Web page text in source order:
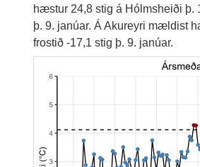
hæstur 24,8 stig á Hólmsheiði þ.
þ. 9. janúar. Á Akureyri mældist
frostið -17,1 stig þ. 9. janúar.